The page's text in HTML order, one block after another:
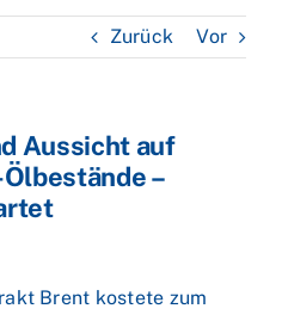
Zurück Vor
Aussicht auf
–
Brent kostete zum